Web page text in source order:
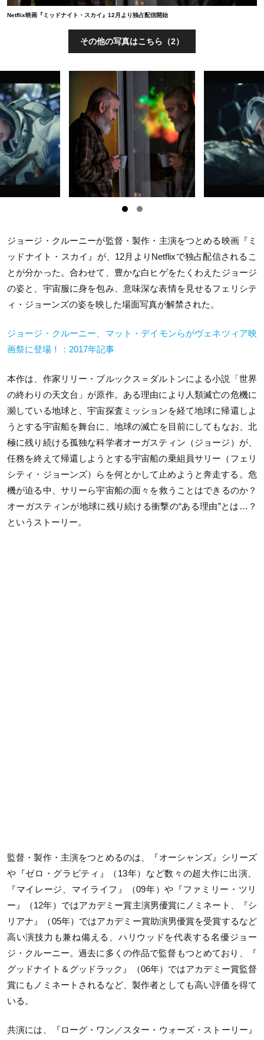
Netflix映画『ミッドナイト・スカイ』12月より独占配信開始
その他の写真はこちら（2）
ジョージ・クルーニーが監督・製作・主演をつとめる映画『ミ
ッドナイト・スカイ』が、12月よりNetflixで独占配信されるこ
とが分かった。合わせて、豊かな白ヒゲをたくわえたジョージ
の姿と、宇宙服に身を包み、意味深な表情を見せるフェリシテ
ィ・ジョーンズの姿を映した場面写真が解禁された。
ジョージ・クルーニー、マット・デイモンらがヴェネツィア映
画祭に登場！：2017年記事
本作は、 作家リリー・ブルックス＝ダルトンによる小説「世界
の終わりの天文台」が原作。ある理由により人類滅亡の危機に
瀕している地球と、宇宙探査ミッションを経て地球に帰還しよ
うとする宇宙船を舞台に、地球の滅亡を目前にしてもなお、北
極に残り続ける孤独な科学者オーガスティン（ジョージ）が、
任務を終えて帰還しようとする宇宙船の乗組員サリー（フェリ
シティ・ ジョーンズ）らを何とかして止めようと奔走する。 危
機が迫る中、サリーら宇宙船の面々を救うことはできるのか？
オーガスティンが地球に残り続ける衝撃の“ある理由”とは…？
というストーリー。
監督・製作・主演をつとめるのは、『オーシャンズ』シリーズ
や『ゼロ・グラビティ』（13年）など数々の超大作に出演、
『マイレージ、マイラ イフ』（09年）や『ファミリー・ツリ
ー』（12年）ではアカデミー賞主演男優賞にノ ミネート、『シ
リアナ』（05年）ではアカデミー賞助演男優賞を受賞するなど
高い演技力も兼ね備える、ハリウッドを代表する名優ジョー
ジ・ クルーニー。過去に多くの作品で監督もつとめており、『
グッドナイト＆グッドラック』（06年）ではアカデミー賞監督
賞にもノミネートされるなど、製作者としても高い評価を得て
いる。
共演には、『ローグ・ワン／スター・ウォーズ・ストーリー』